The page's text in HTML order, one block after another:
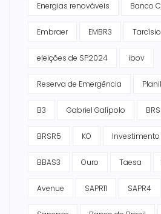
Energias renováveis Banco
Embraer EMBR3 Tarcísio
eleições de SP2024 ibov
Reserva de Emergência
B3 Gabriel Galípolo
BRSR5 KO Investimento
BBAS3 Ouro Taesa
Avenue SAPR11 SAPR4